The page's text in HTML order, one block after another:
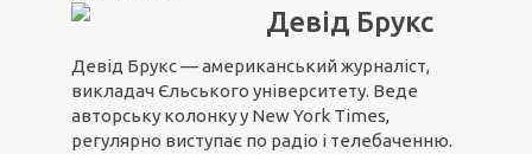
Девід Брукс
Девід Брукс — американський журналіст,
викладач Єльського університету. Веде
авторську колонку у New York Times,
регулярно виступає по радіо і телебаченню.